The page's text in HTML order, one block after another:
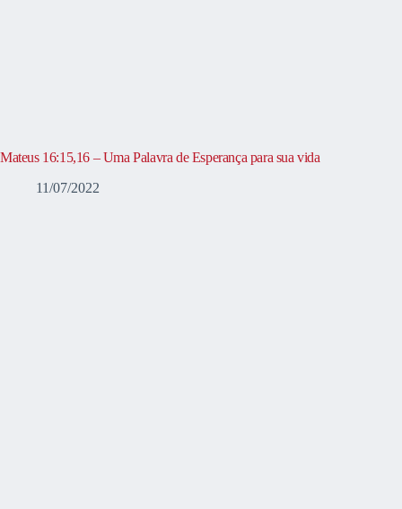
Mateus 16:15,16 – Uma Palavra de Esperança para sua vida
11/07/2022